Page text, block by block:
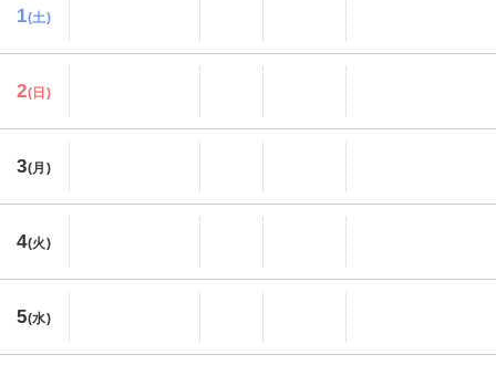
1(土)
2(日)
3(月)
4(火)
5(水)